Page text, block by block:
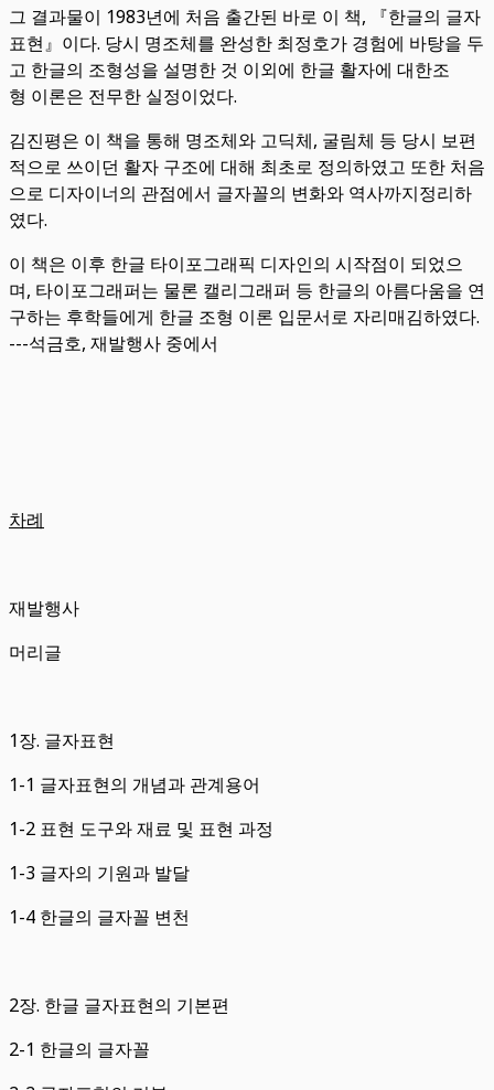
그 결과물이 1983년에 처음 출간된 바로 이 책, 『한글의 글자
표현』이다. 당시 명조체를 완성한 최정호가 경험에 바탕을 두
고 한글의 조형성을 설명한 것 이외에 한글 활자에 대한조
형 이론은 전무한 실정이었다.
김진평은 이 책을 통해 명조체와 고딕체, 굴림체 등 당시 보편
적으로 쓰이던 활자 구조에 대해 최초로 정의하였고 또한 처음
으로 디자이너의 관점에서 글자꼴의 변화와 역사까지정리하
였다.
이 책은 이후 한글 타이포그래픽 디자인의 시작점이 되었으
며, 타이포그래퍼는 물론 캘리그래퍼 등 한글의 아름다움을 연
구하는 후학들에게 한글 조형 이론 입문서로 자리매김하였다.
---석금호, 재발행사 중에서
차례
재발행사
머리글
1장. 글자표현
1-1 글자표현의 개념과 관계용어
1-2 표현 도구와 재료 및 표현 과정
1-3 글자의 기원과 발달
1-4 한글의 글자꼴 변천
2장. 한글 글자표현의 기본편
2-1 한글의 글자꼴